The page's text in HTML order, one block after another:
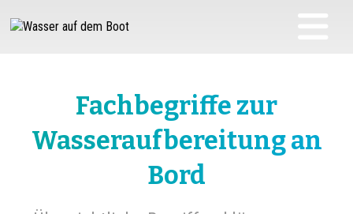
Fachbegriffe zur
Wasseraufbereitung an
Bord